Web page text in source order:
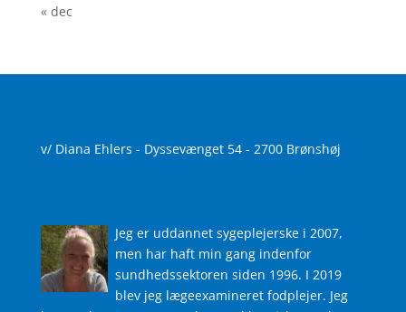
« dec
v/ Diana Ehlers - Dyssevænget 54 - 2700 Brønshøj
Jeg er uddannet sygeplejerske i 2007,
men har haft min gang indenfor
sundhedssektoren siden 1996. I 2019
blev jeg lægeexamineret fodplejer. Jeg